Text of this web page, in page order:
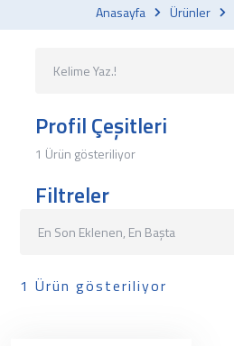
Anasayfa Ürünler
Profil Çeşitleri
1 Ürün gösteriliyor
Filtreler
En Son Eklenen, En Başta
1 Ürün gösteriliyor